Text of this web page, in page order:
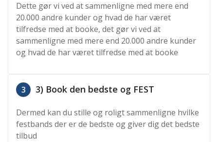
Dette gør vi ved at sammenligne med mere end
20.000 andre kunder og hvad de har været
tilfredse med at booke, det gør vi ved at
sammenligne med mere end 20.000 andre kunder
og hvad de har været tilfredse med at booke
3 3) Book den bedste og FEST
Dermed kan du stille og roligt sammenligne hvilke
festbands der er de bedste og giver dig det bedste
tilbud